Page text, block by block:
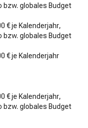
bzw. globales Budget
€ je Kalenderjahr,
bzw. globales Budget
€ je Kalenderjahr
€ je Kalenderjahr,
bzw. globales Budget